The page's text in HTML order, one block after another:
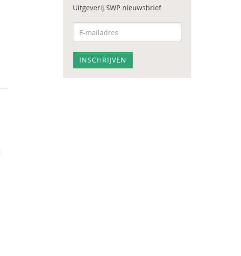
Uitgeverij SWP nieuwsbrief